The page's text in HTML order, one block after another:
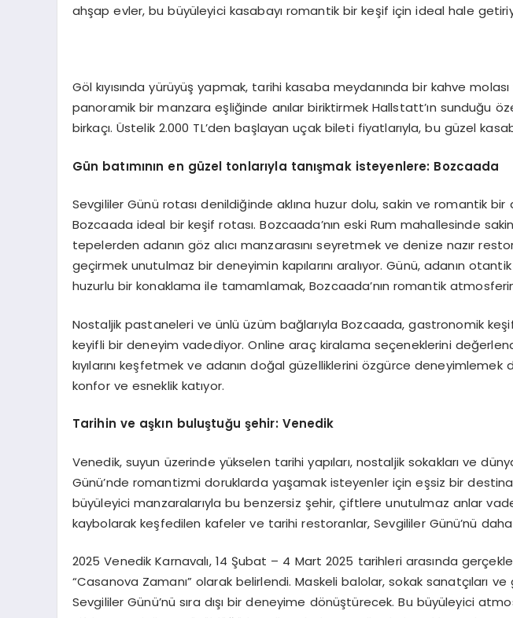
ahşap evler, bu büyüleyici kasabayı romantik bir keşif için ideal hale
Göl kıyısında yürüyüş yapmak, tarihi kasaba meydanında bir kahve
panoramik bir manzara eşliğinde anılar biriktirmek Hallstatt’ın sunduğu
birkaçı. Üstelik 2.000 TL’den başlayan uçak bileti fiyatlarıyla, bu güzel
Gün batımının en güzel tonlarıyla tanışmak isteyenlere: Bozcaada
Sevgililer Günü rotası denildiğinde aklına huzur dolu, sakin ve romantik
Bozcaada ideal bir keşif rotası. Bozcaada’nın eski Rum mahallesinde
tepelerden adanın göz alıcı manzarasını seyretmek ve denize nazır
geçirmek unutulmaz bir deneyimin kapılarını aralıyor. Günü, adanın
huzurlu bir konaklama ile tamamlamak, Bozcaada’nın romantik
Nostaljik pastaneleri ve ünlü üzüm bağlarıyla Bozcaada, gastronomik
keyifli bir deneyim vadediyor. Online araç kiralama seçeneklerini
kıyılarını keşfetmek ve adanın doğal güzelliklerini özgürce
konfor ve esneklik katıyor.
Tarihin ve aşkın buluştuğu şehir: Venedik
Venedik, suyun üzerinde yükselen tarihi yapıları, nostaljik sokakları ve
Günü’nde romantizmi doruklarda yaşamak isteyenler için eşsiz bir
büyüleyici manzaralarıyla bu benzersiz şehir, çiftlere unutulmaz anlar
kaybolarak keşfedilen kafeler ve tarihi restoranlar, Sevgililer Günü’nü
2025 Venedik Karnavalı, 14 Şubat – 4 Mart 2025 tarihleri arasında
“Casanova Zamanı” olarak belirlendi. Maskeli balolar, sokak sanatçıları
Sevgililer Günü’nü sıra dışı bir deneyime dönüştürecek. Bu büyüleyici